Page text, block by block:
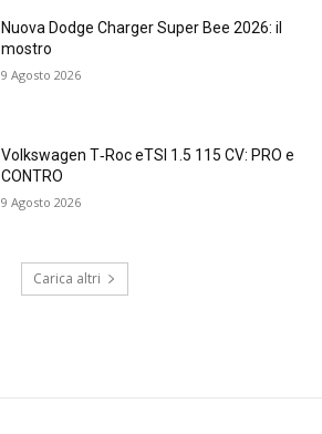
Nuova Dodge Charger Super Bee 2026: il
mostro
9 Agosto 2026
Volkswagen T‑Roc eTSI 1.5 115 CV: PRO e
CONTRO
9 Agosto 2026
Carica altri